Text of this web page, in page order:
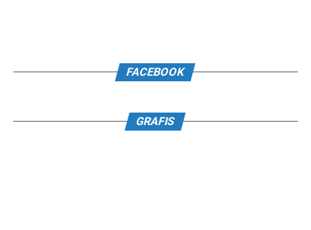
FACEBOOK
GRAFIS